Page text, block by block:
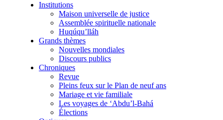
Institutions
Maison universelle de justice
Assemblée spirituelle nationale
Huqúqu’lláh
Grands thèmes
Nouvelles mondiales
Discours publics
Chroniques
Revue
Pleins feux sur le Plan de neuf ans
Mariage et vie familiale
Les voyages de ‘Abdu’l-Bahá
Élections